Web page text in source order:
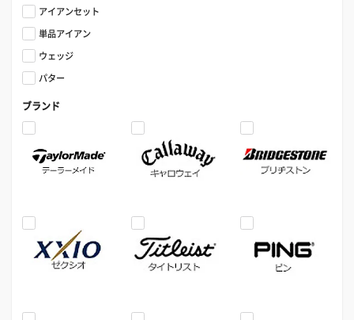
アイアンセット
単品アイアン
ウェッジ
パター
ブランド